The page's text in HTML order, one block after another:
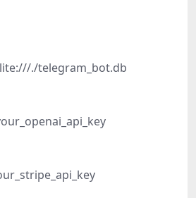
./telegram_bot.db